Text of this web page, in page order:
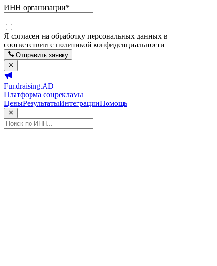
ИНН организации*
Я согласен на обработку персональных данных в
соответствии с политикой конфиденциальности
Отправить заявку
Fundraising.AD
Платформа соцрекламы
ЦеныРезультатыИнтеграцииПомощь